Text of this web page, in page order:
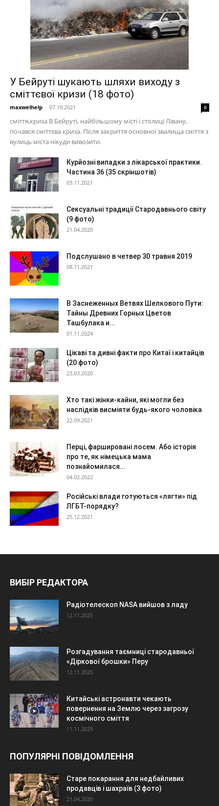
У Бейруті шукають шляхи виходу з
сміттєвої кризи (18 фото)
maxwelhelp - 07.10.2021 0
сміття,криза В Бейруті, найбільшому місті і столиці Лівану,
почався сміттєва криза. Після закриття основної звалища сміття з
вулиць міста нікуди вивозити.
Курйозні випадки з лікарської практики.
Частина 36 (35 скріншотів)
03.11.2021
Сексуальні традиції Стародавнього світу
(9 фото)
21.04.2020
Подслушано в четвер 30 травня 2019
08.11.2021
В Заснеженных Ветвях Шелкового Пути:
Тайны Древних Горных Цветов
Ташбулака и...
01.11.2024
Цікаві та дивні факти про Китаї і китайців
(20 фото)
23.03.2020
Хто такі жінки-кайни, які могли без
наслідків висміяти будь-якого чоловіка
22.09.2021
Перці, фаршировані лосем. Або історія
про те, як німецька мама
познайомилася...
04.02.2022
Російські влади готуються «лягти» під
ЛГБТ-порядку?
25.12.2021
ВИБІР РЕДАКТОРА
Радіотелескоп NASA вийшов з ладу
12.11.2025
Розгадування таємниці стародавньої
«Діркової брошки» Перу
12.11.2025
Китайські астронавти чекають
повернення на Землю через загрозу
космічного сміття
11.11.2025
ПОПУЛЯРНІ ПОВІДОМЛЕННЯ
Старе покарання для недбайливих
продавців і шахраїв (3 фото)
21.04.2020